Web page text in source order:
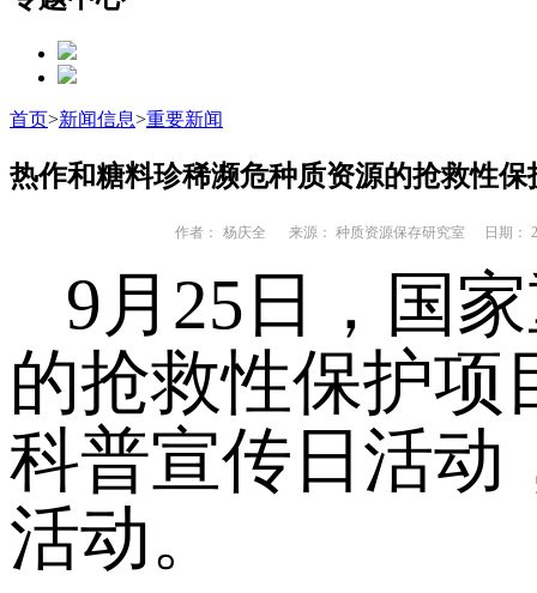
首页>新闻信息>重要新闻
热作和糖料珍稀濒危种质资源的抢救性
作者： 杨庆全 来源： 种质资源保存研究室 日期：
9月25日，国
的抢救性保护项
科普宣传日活动
活动。